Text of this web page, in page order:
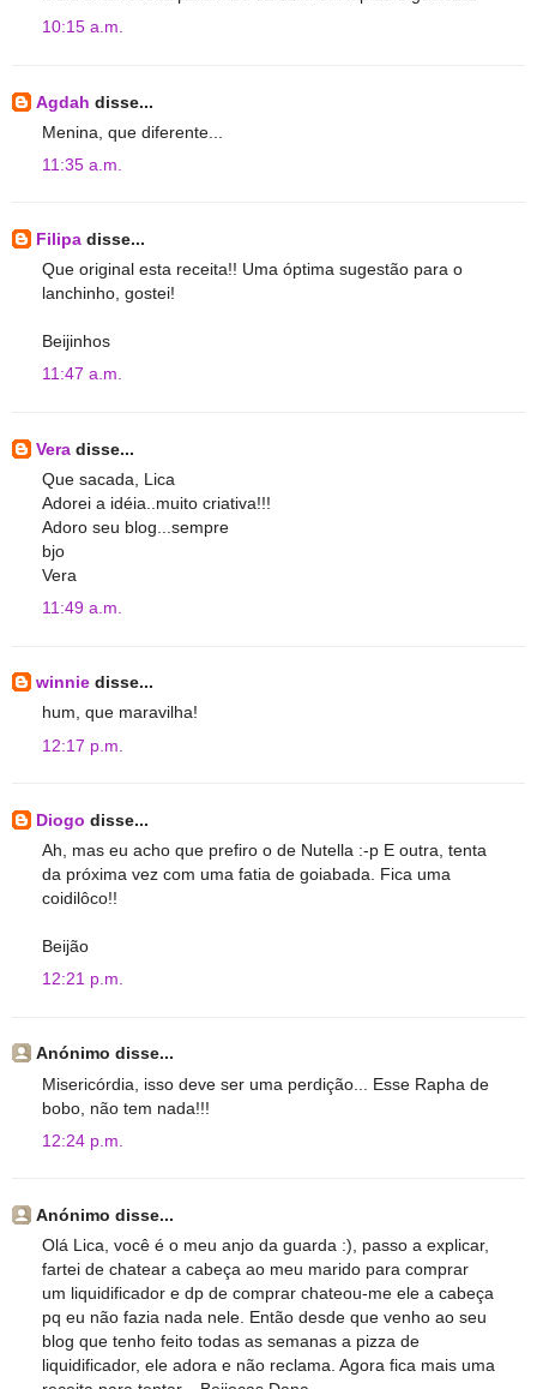
10:15 a.m.
Agdah disse...
Menina, que diferente...
11:35 a.m.
Filipa disse...
Que original esta receita!! Uma óptima sugestão para o
lanchinho, gostei!
Beijinhos
11:47 a.m.
Vera disse...
Que sacada, Lica
Adorei a idéia..muito criativa!!!
Adoro seu blog...sempre
bjo
Vera
11:49 a.m.
winnie disse...
hum, que maravilha!
12:17 p.m.
Diogo disse...
Ah, mas eu acho que prefiro o de Nutella :-p E outra, tenta
da próxima vez com uma fatia de goiabada. Fica uma
coidilôco!!
Beijão
12:21 p.m.
Anónimo disse...
Misericórdia, isso deve ser uma perdição... Esse Rapha de
bobo, não tem nada!!!
12:24 p.m.
Anónimo disse...
Olá Lica, você é o meu anjo da guarda :), passo a explicar,
fartei de chatear a cabeça ao meu marido para comprar
um liquidificador e dp de comprar chateou-me ele a cabeça
pq eu não fazia nada nele. Então desde que venho ao seu
blog que tenho feito todas as semanas a pizza de
liquidificador, ele adora e não reclama. Agora fica mais uma